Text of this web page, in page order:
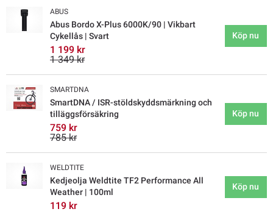
ABUS
Abus Bordo X-Plus 6000K/90 | Vikbart
Cykellås | Svart
1 199 kr
1 349 kr
Köp nu
SMARTDNA
SmartDNA / ISR-stöldskyddsmärkning och
tilläggsförsäkring
759 kr
785 kr
Köp nu
WELDTITE
Kedjeolja Weldtite TF2 Performance All
Weather | 100ml
119 kr
Köp nu